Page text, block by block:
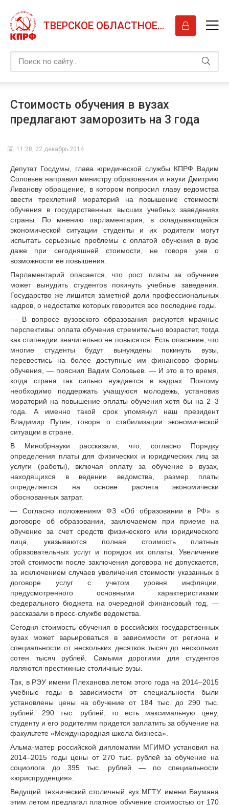
ТВЕРСКОЕ ОБЛАСТНОЕ ОТДЕЛЕНИЕ КПРФ
Стоимость обучения в вузах
предлагают заморозить на 3 года
11:28, 22 декабрь 2014
Депутат Госдумы, глава юридической службы КПРФ Вадим
Соловьев направил министру образования и науки Дмитрию
Ливанову обращение, в котором попросил главу ведомства
ввести трехлетний мораторий на повышение стоимости
обучения в государственных высших учебных заведениях
страны. По мнению парламентария, в складывающейся
экономической ситуации студенты и их родители могут
испытать серьезные проблемы с оплатой обучения в вузе
даже при сегодняшней стоимости, не говоря уже о
возможности ее повышения.
Парламентарий опасается, что рост платы за обучение
может вынудить студентов покинуть учебные заведения.
Государство же лишится заметной доли профессиональных
кадров, о недостатке которых говорится все последние годы.
— В вопросе вузовского образования рисуются мрачные
перспективы: оплата обучения стремительно возрастет, тогда
как стипендии значительно не повысятся. Есть опасение, что
многие студенты будут вынуждены покинуть вузы,
перевестись на более доступные им финансово формы
обучения, — пояснил Вадим Соловьев. — И это в то время,
когда страна так сильно нуждается в кадрах. Поэтому
необходимо поддержать учащуюся молодежь, установив
мораторий на повышение оплаты обучения хотя бы на 2–3
года. А именно такой срок упомянул наш президент
Владимир Путин, говоря о стабилизации экономической
ситуации в стране.
В Минобрнауки рассказали, что, согласно Порядку
определения платы для физических и юридических лиц за
услуги (работы), включая оплату за обучение в вузах,
находящихся в ведении ведомства, размер платы
определяется на основе расчета экономически
обоснованных затрат.
— Согласно положениям ФЗ «Об образовании в РФ» в
договоре об образовании, заключаемом при приеме на
обучение за счет средств физического или юридического
лица, указываются полная стоимость платных
образовательных услуг и порядок их оплаты. Увеличение
этой стоимости после заключения договора не допускается,
за исключением случаев увеличения стоимости указанных в
договоре услуг с учетом уровня инфляции,
предусмотренного основными характеристиками
федерального бюджета на очередной финансовый год, —
рассказали в пресс-службе ведомства.
Сегодня стоимость обучения в российских государственных
вузах может варьироваться в зависимости от региона и
специальности от нескольких десятков тысяч до нескольких
сотен тысяч рублей. Самыми дорогими для студентов
являются престижные столичные вузы.
Так, в РЭУ имени Плеханова летом этого года на 2014–2015
учебные годы в зависимости от специальности были
установлены цены на обучение от 184 тыс. до 290 тыс.
рублей. 290 тыс. рублей, то есть максимальную цену,
студенту и его родителям придется заплатить за обучение на
факультете «Международная школа бизнеса».
Альма-матер российской дипломатии МГИМО установил на
2014–2015 годы цены от 270 тыс. рублей за обучение на
социолога до 395 тыс. рублей — по специальности
«юриспруденция».
Ведущий технический столичный вуз МГТУ имени Баумана
этим летом предлагал платное обучение стоимостью от 170